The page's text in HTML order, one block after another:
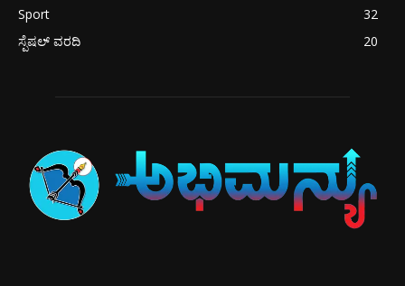
Sport
32
ಸ್ಪೆಷಲ್ ವರದಿ
20